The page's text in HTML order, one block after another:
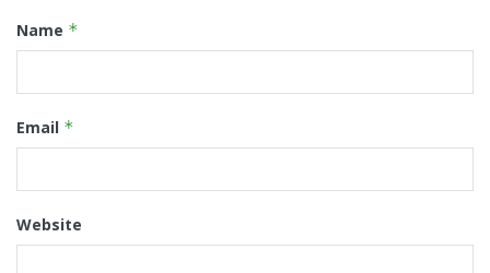
Name *
Email *
Website